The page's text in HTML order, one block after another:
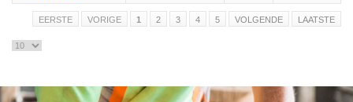
EERSTE VORIGE 1 2 3 4 5 VOLGENDE LAATSTE